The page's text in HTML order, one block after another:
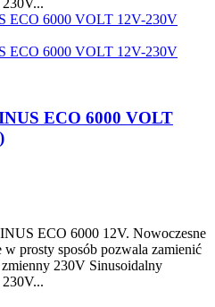
ECO 6000 VOLT
ECO 6000 12V. Nowoczesne
prosty sposób pozwala zamienić
230V Sinusoidalny